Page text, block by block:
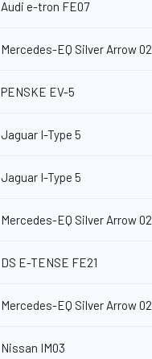
Audi e-tron FE07
Mercedes-EQ Silver Arrow 02
PENSKE EV-5
Jaguar I-Type 5
Jaguar I-Type 5
Mercedes-EQ Silver Arrow 02
DS E-TENSE FE21
Mercedes-EQ Silver Arrow 02
Nissan IM03